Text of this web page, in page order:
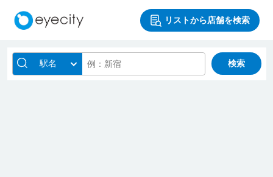
リストから店舗を検索
駅名 検索